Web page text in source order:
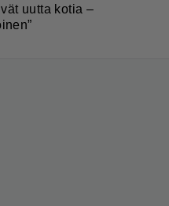
uutta kotia –